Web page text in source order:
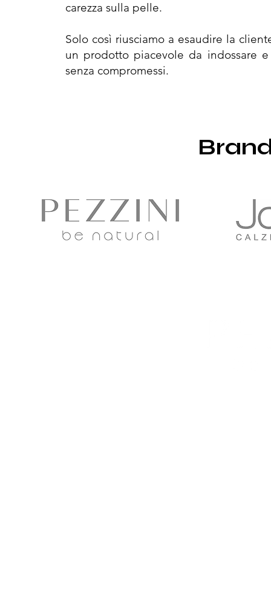
carezza sulla pelle.
Solo così riusciamo a esaudire la
un prodotto piacevole da indossare
senza compromessi.